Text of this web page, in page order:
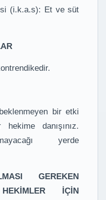
(i.k.a.s): Et ve süt
bir etki
hekime danışınız.
yerde
GEREKEN
İÇİN